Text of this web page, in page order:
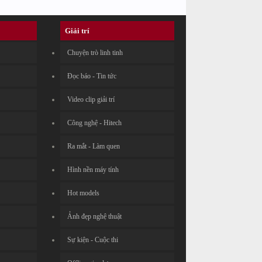
Giải trí
Chuyện trò linh tinh
Đọc báo - Tin tức
Video clip giải trí
Công nghệ - Hitech
Ra mắt - Làm quen
Hình nền máy tính
Hot models
Ảnh đẹp nghệ thuật
Sự kiện - Cuộc thi